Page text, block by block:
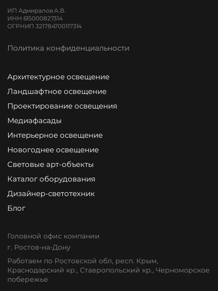
ИП Адмиралов А.В.
ИНН 615000827314
ОГРНИП 321784700117314
Политика конфиденциальности
Архитектурное освещение
Ландшафтное освещение
Проектирование освещения
Медиафасады
Интерьерное освещение
Новогоднее освещение
Световые арт-объекты
Каталог оборудования
Дизайнер-светотехник
Блог
Головной офис компании
г. Ростов-на-Дону
Работаем по Ростовской обл, респ. Крым,
Краснодарский кр., Ставропольский кр., Черноморское
побережье